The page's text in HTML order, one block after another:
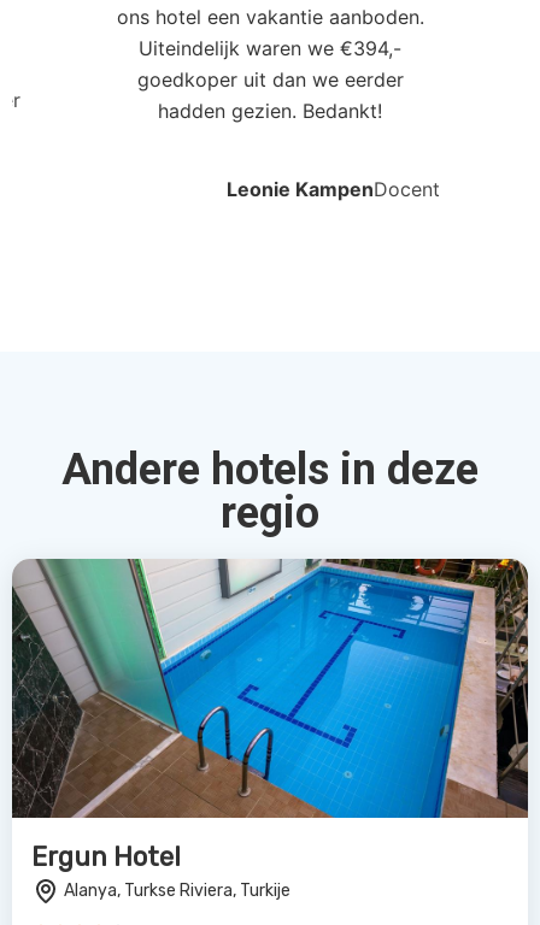
ons hotel een vakantie aanboden.
Uiteindelijk waren we €394,-
goedkoper uit dan we eerder
hadden gezien. Bedankt!
Leonie KampenDocent
Andere hotels in deze
regio
Ergun Hotel
Alanya, Turkse Riviera, Turkije